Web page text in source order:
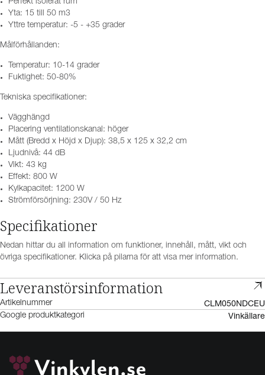
Perfekt isolerat rum
Yta: 15 till 50 m3
Yttre temperatur: -5 - +35 grader
Målförhållanden:
Temperatur: 10-14 grader
Fuktighet: 50-80%
Tekniska specifikationer:
Vägghängd
Placering ventilationskanal: höger
Mått (Bredd x Höjd x Djup): 38,5 x 125 x 32,2 cm
Ljudnivå: 44 dB
Vikt: 43 kg
Effekt: 800 W
Kylkapacitet: 1200 W
Strömförsörjning: 230V / 50 Hz
Specifikationer
Nedan hittar du all information om funktioner, innehåll, mått, vikt och
övriga specifikationer. Klicka på pilarna för att visa mer information.
Leveranstörsinformation
Artikelnummer CLM050NDCEU
Google produktkategori Vinkällare